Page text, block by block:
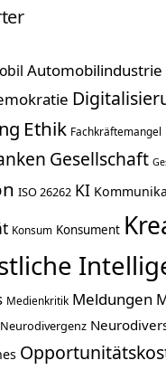
Automobilindustrie
Ethik Fachkräftemangel
Gesellschaft
ISO 26262 KI
Konsum Konsument
Medienkritik Meldungen
Neurodivergenz